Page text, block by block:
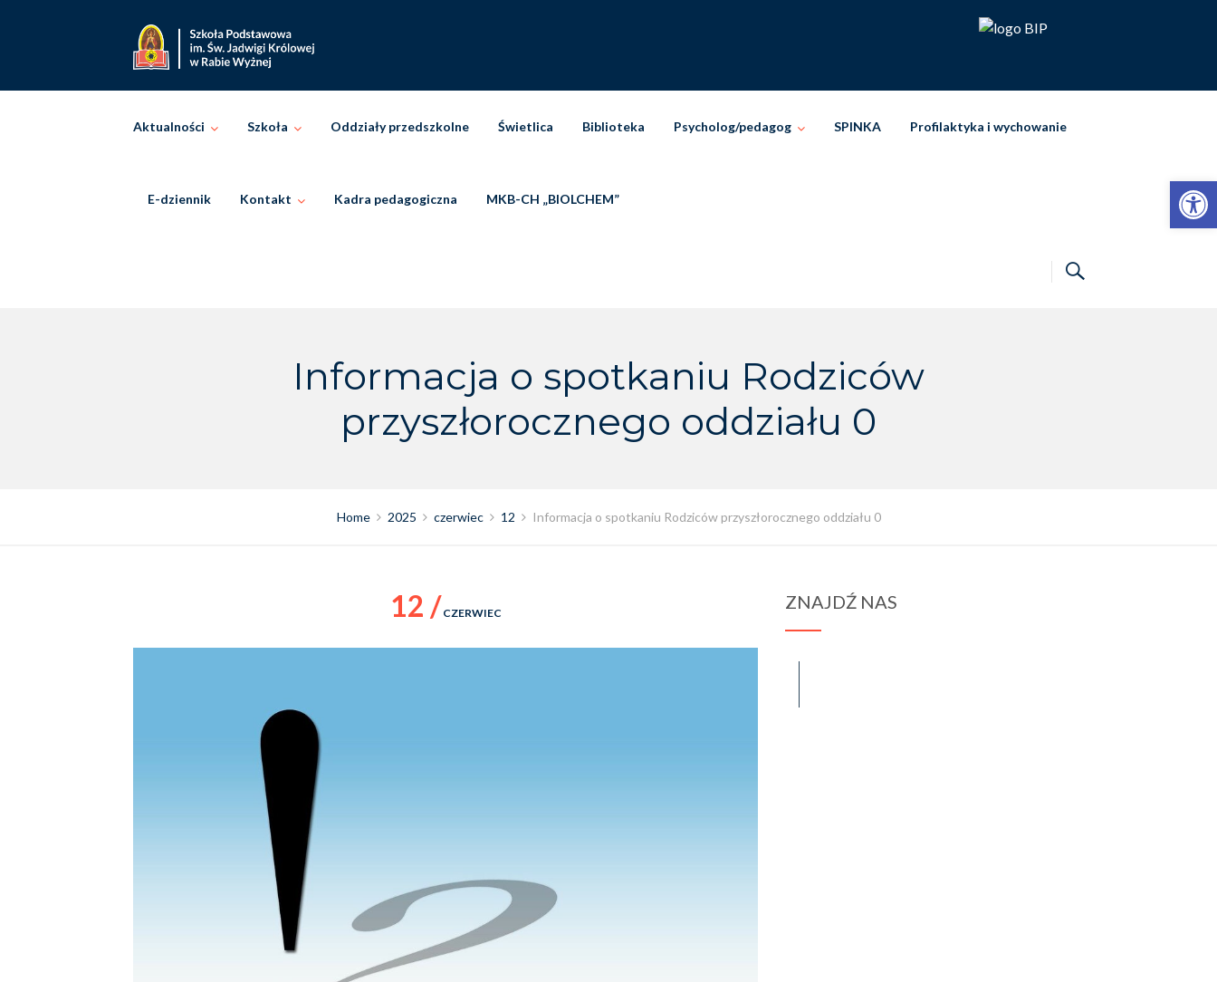
Otwórz pasek narzędzi
Aktualności Szkoła Oddziały przedszkolne Świetlica Biblioteka Psycholog/pedagog SPINKA Profilaktyka i wychowanie
E-dziennik Kontakt Kadra pedagogiczna MKB-CH „BIOLCHEM”
Informacja o spotkaniu Rodziców
przyszłorocznego oddziału 0
Home 2025 czerwiec 12 Informacja o spotkaniu Rodziców przyszłorocznego oddziału 0
12 / CZERWIEC
ZNAJDŹ NAS